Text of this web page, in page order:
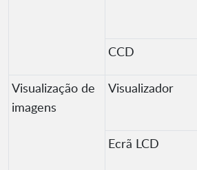
CCD
Visualização de
imagens
Visualizador
Ecrã LCD